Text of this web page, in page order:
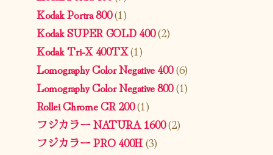
Kodak Portra 800(1)
Kodak SUPER GOLD 400(2)
Kodak Tri-X 400TX(1)
Lomography Color Negative 400(6)
Lomography Color Negative 800(1)
Rollei Chrome CR 200(1)
フジカラー NATURA 1600(2)
フジカラー PRO 400H(3)